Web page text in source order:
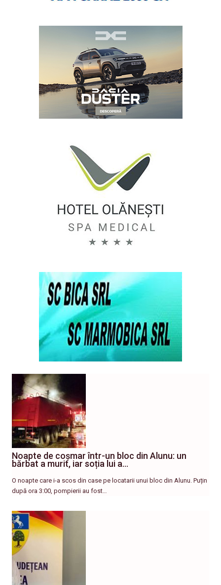
Noapte de coșmar într-un bloc din Alunu: un
bărbat a murit, iar soția lui a…
O noapte care i-a scos din case pe locatarii unui bloc din Alunu. Puțin
după ora 3:00, pompierii au fost…